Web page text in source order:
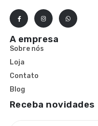
A empresa
Sobre nós
Loja
Contato
Blog
Receba novidades